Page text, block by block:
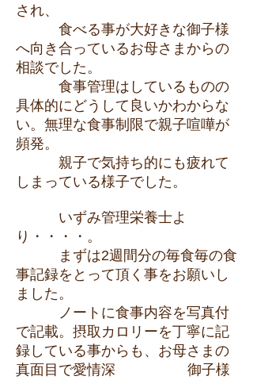
され、
食べる事が大好きな御子様
へ向き合っているお母さまからの
相談でした。
食事管理はしているものの
具体的にどうして良いかわからな
い。無理な食事制限で親子喧嘩が
頻発。
親子で気持ち的にも疲れて
しまっている様子でした。
いずみ管理栄養士よ
り・・・・。
まずは2週間分の毎食毎の食
事記録をとって頂く事をお願いし
ました。
ノートに食事内容を写真付
で記載。摂取カロリーを丁寧に記
録している事からも、お母さまの
真面目で愛情深 御子様